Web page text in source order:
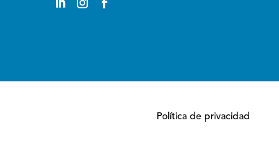
Política de privacidad